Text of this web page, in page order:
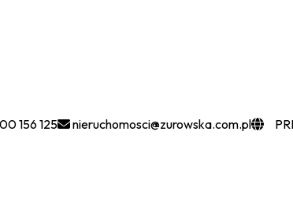
156 125 nieruchomosci@zurowska.com.pl